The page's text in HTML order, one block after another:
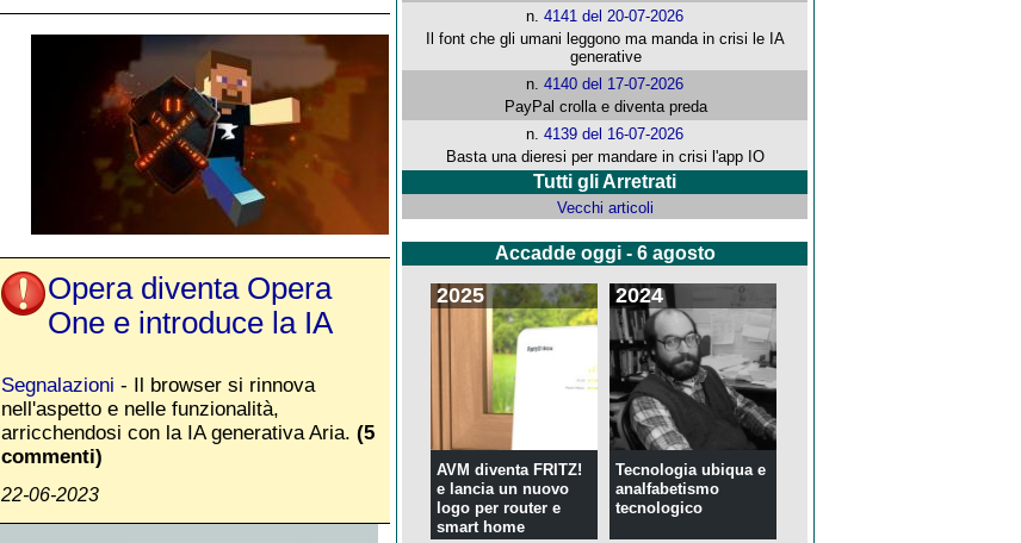
Opera diventa Opera
One e introduce la IA
Segnalazioni - Il browser si rinnova
nell'aspetto e nelle funzionalità,
arricchendosi con la IA generativa Aria. (5
commenti)
22-06-2023
n.4141 del 20-07-2026
Il font che gli umani leggono ma manda in crisi le IA
generative
n.4140 del 17-07-2026
PayPal crolla e diventa preda
n.4139 del 16-07-2026
Basta una dieresi per mandare in crisi l'app IO
Tutti gli Arretrati
Vecchi articoli
Accadde oggi - 6 agosto
2025
AVM diventa FRITZ!
e lancia un nuovo
logo per router e
smart home
2024
Tecnologia ubiqua e
analfabetismo
tecnologico